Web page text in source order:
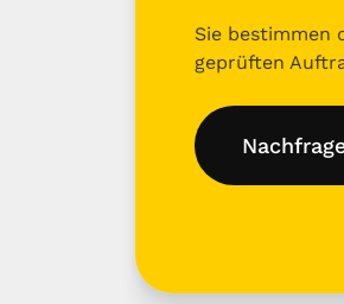
Sie bestimmen
geprüften